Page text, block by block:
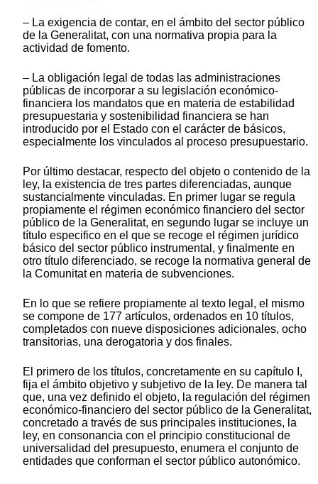
– La exigencia de contar, en el ámbito del sector público
de la Generalitat, con una normativa propia para la
actividad de fomento.
– La obligación legal de todas las administraciones
públicas de incorporar a su legislación económico-
financiera los mandatos que en materia de estabilidad
presupuestaria y sostenibilidad financiera se han
introducido por el Estado con el carácter de básicos,
especialmente los vinculados al proceso presupuestario.
Por último destacar, respecto del objeto o contenido de la
ley, la existencia de tres partes diferenciadas, aunque
sustancialmente vinculadas. En primer lugar se regula
propiamente el régimen económico financiero del sector
público de la Generalitat, en segundo lugar se incluye un
título especifico en el que se recoge el régimen jurídico
básico del sector público instrumental, y finalmente en
otro título diferenciado, se recoge la normativa general de
la Comunitat en materia de subvenciones.
En lo que se refiere propiamente al texto legal, el mismo
se compone de 177 artículos, ordenados en 10 títulos,
completados con nueve disposiciones adicionales, ocho
transitorias, una derogatoria y dos finales.
El primero de los títulos, concretamente en su capítulo I,
fija el ámbito objetivo y subjetivo de la ley. De manera tal
que, una vez definido el objeto, la regulación del régimen
económico-financiero del sector público de la Generalitat,
concretado a través de sus principales instituciones, la
ley, en consonancia con el principio constitucional de
universalidad del presupuesto, enumera el conjunto de
entidades que conforman el sector público autonómico.